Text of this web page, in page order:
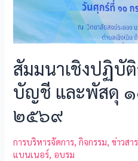
สัมมนาเชิงปฏิบัติ
บัญชี และพัสดุ ๑
๒๕๖๙
การบริหารจัดการ,กิจกรรม,ข่าวสาร
แบนเนอร์, อบรม